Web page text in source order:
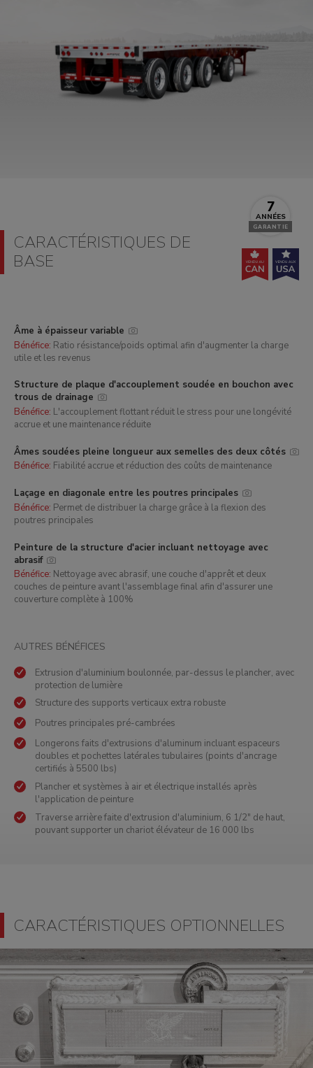
CARACTÉRISTIQUES DE
BASE
7
ANNÉES
GARANTIE
Âme à épaisseur variable
Bénéfice: Ratio résistance/poids optimal afin d'augmenter la charge
utile et les revenus
Structure de plaque d'accouplement soudée en bouchon avec
trous de drainage
Bénéfice: L'accouplement flottant réduit le stress pour une longévité
accrue et une maintenance réduite
Âmes soudées pleine longueur aux semelles des deux côtés
Bénéfice: Fiabilité accrue et réduction des coûts de maintenance
Laçage en diagonale entre les poutres principales
Bénéfice: Permet de distribuer la charge grâce à la flexion des
poutres principales
Peinture de la structure d'acier incluant nettoyage avec
abrasif
Bénéfice: Nettoyage avec abrasif, une couche d'apprêt et deux
couches de peinture avant l'assemblage final afin d'assurer une
couverture complète à 100%
AUTRES BÉNÉFICES
Extrusion d'aluminium boulonnée, par-dessus le plancher, avec
protection de lumière
Structure des supports verticaux extra robuste
Poutres principales pré-cambrées
Longerons faits d'extrusions d'aluminum incluant espaceurs
doubles et pochettes latérales tubulaires (points d'ancrage
certifiés à 5500 lbs)
Plancher et systèmes à air et électrique installés après
l'application de peinture
Traverse arrière faite d'extrusion d'aluminium, 6 1/2" de haut,
pouvant supporter un chariot élévateur de 16 000 lbs
CARACTÉRISTIQUES OPTIONNELLES